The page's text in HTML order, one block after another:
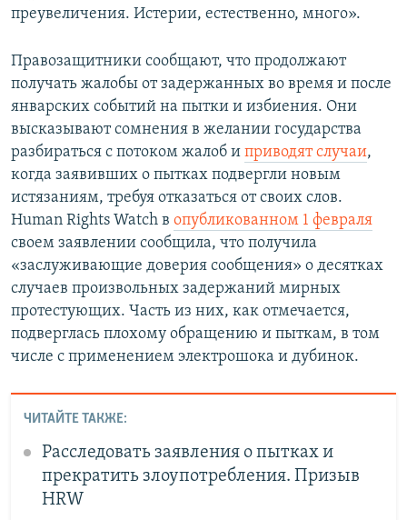
преувеличения. Истерии, естественно, много».
Правозащитники сообщают, что продолжают
получать жалобы от задержанных во время и после
январских событий на пытки и избиения. Они
высказывают сомнения в желании государства
разбираться с потоком жалоб и приводят случаи,
когда заявивших о пытках подвергли новым
истязаниям, требуя отказаться от своих слов.
Human Rights Watch в опубликованном 1 февраля
своем заявлении сообщила, что получила
«заслуживающие доверия сообщения» о десятках
случаев произвольных задержаний мирных
протестующих. Часть из них, как отмечается,
подверглась плохому обращению и пыткам, в том
числе с применением электрошока и дубинок.
ЧИТАЙТЕ ТАКЖЕ:
Расследовать заявления о пытках и
прекратить злоупотребления. Призыв
HRW